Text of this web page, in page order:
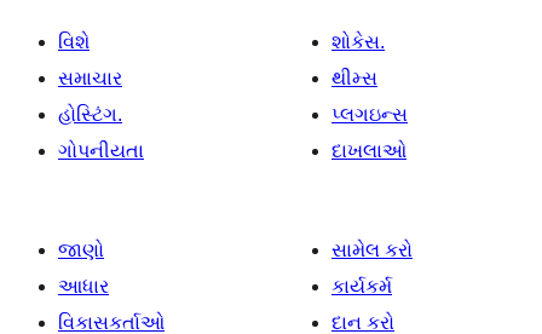
વિશે
સમાચાર
હોસ્ટિંગ.
ગોપનીયતા
શોકેસ.
થીમ્સ
પ્લગઇન્સ
દાખલાઓ
જાણો
આધાર
વિકાસકર્તાઓ
સામેલ કરો
કાર્યકર્મ
દાન કરો